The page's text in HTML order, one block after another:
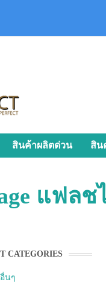
สินค้าผลิตด่วน สิน
แฟลช
CATEGORIES
นๆ